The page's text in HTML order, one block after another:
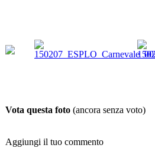
Vota questa foto (ancora senza voto)
Aggiungi il tuo commento